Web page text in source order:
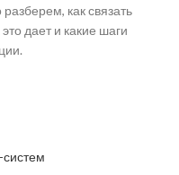
как связать
дает и какие шаги